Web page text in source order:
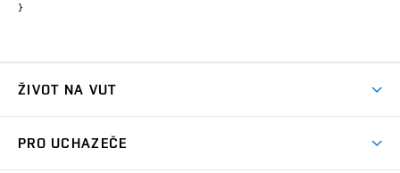
}
ŽIVOT NA VUT
PRO UCHAZEČE